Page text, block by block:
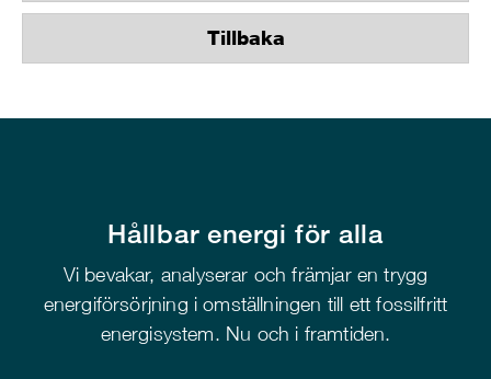
Tillbaka
Hållbar energi för alla
Vi bevakar, analyserar och främjar en trygg
energiförsörjning i omställningen till ett fossilfritt
energisystem. Nu och i framtiden.